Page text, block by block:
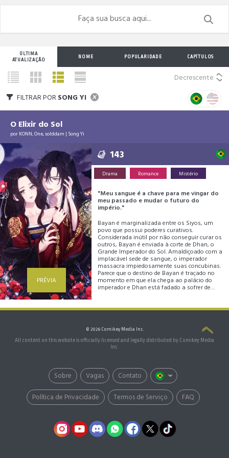
ÚLTIMA
ATUALIZAÇÃO
NOME POPULARIDADE CAPÍTULOS
Decrescente
FILTRAR PORSONG YI
O Elixir do Sol
porKONN,One,solddam | Song Yi
PRÉVIA
143
Drama Romance Mistério
"Meu sangue é a chave para me vingar do
meu passado e mudar o futuro do
império."
Bayan é marginalizada entre os Siyos, um
povo que possui poderes curativos.
Considerada inútil por não conseguir curar os
outros, Bayan é enviada à corte de Dhan, o
Grande Imperador do Sol. Amaldiçoado com a
implacável sede de sangue, o imperador
massacra impiedosamente suas concubinas.
Parece que o destino de Bayan é traçado no
momento em que ela chega ao palácio do
imperador e Dhan está fadado a sofrer de
© 2026 Comikey Media Inc.
All content on this website is officially licensed and legally distributed by Comikey Media
Inc.
Sobre
Vagas
Política de Privacidade
Termos de Serviço FAQ
Contato